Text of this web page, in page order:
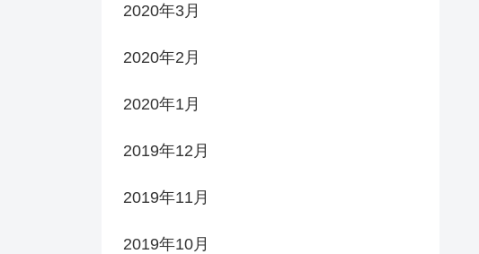
2020年3月
2020年2月
2020年1月
2019年12月
2019年11月
2019年10月